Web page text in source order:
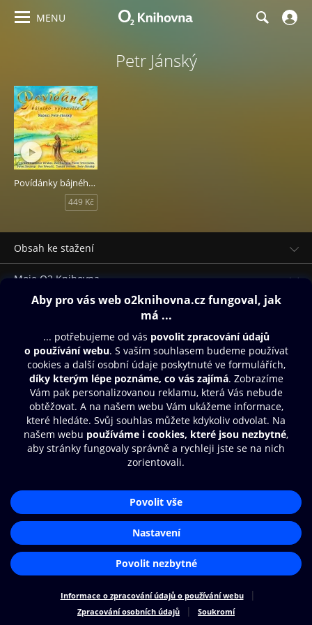
MENU
Petr Jánský
Povídánky bájného vypravěče
449 Kč
Obsah ke stažení
Moje O2 Knihovna
Další zábava
© O2 Czech Republic a.s.
Nákupní řád
Přístupnost
Zásady zpracování osobních údajů
Cookies
Aplikace O2 Knihovna
Čti a poslouchej své e-knihy a
audioknihy rychleji a pohodlněji.